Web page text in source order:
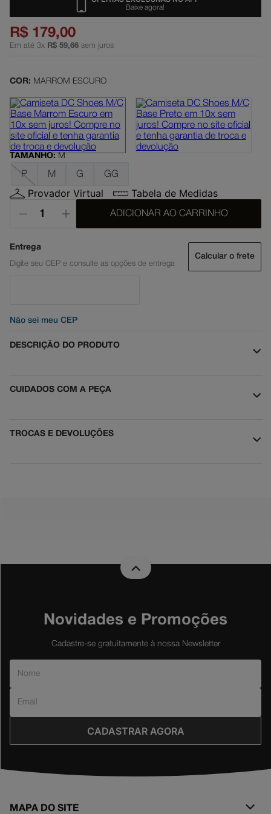
Baixe agora!
R$ 179,00
Em até 3x R$ 59,66 sem juros
COR: MARROM ESCURO
TAMANHO: M
P M G GG
Provador Virtual Tabela de Medidas
ADICIONAR AO CARRINHO
Não sei meu CEP
Calcular o frete
DESCRIÇÃO DO PRODUTO
CUIDADOS COM A PEÇA
TROCAS E DEVOLUÇÕES
Novidades e Promoções
Cadastre-se gratuitamente à nossa Newsletter
CADASTRAR AGORA
MAPA DO SITE
5º dc shoes
6º boné
8º mochila
9º court graffik
10 º anvil